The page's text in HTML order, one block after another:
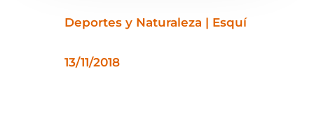
Deportes y Naturaleza | Esquí
13/11/2018